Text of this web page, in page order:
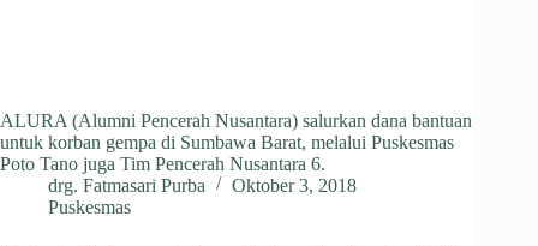
ALURA (Alumni Pencerah Nusantara) salurkan dana bantuan
untuk korban gempa di Sumbawa Barat, melalui Puskesmas
Poto Tano juga Tim Pencerah Nusantara 6.
drg. Fatmasari Purba
Oktober 3, 2018
Puskesmas